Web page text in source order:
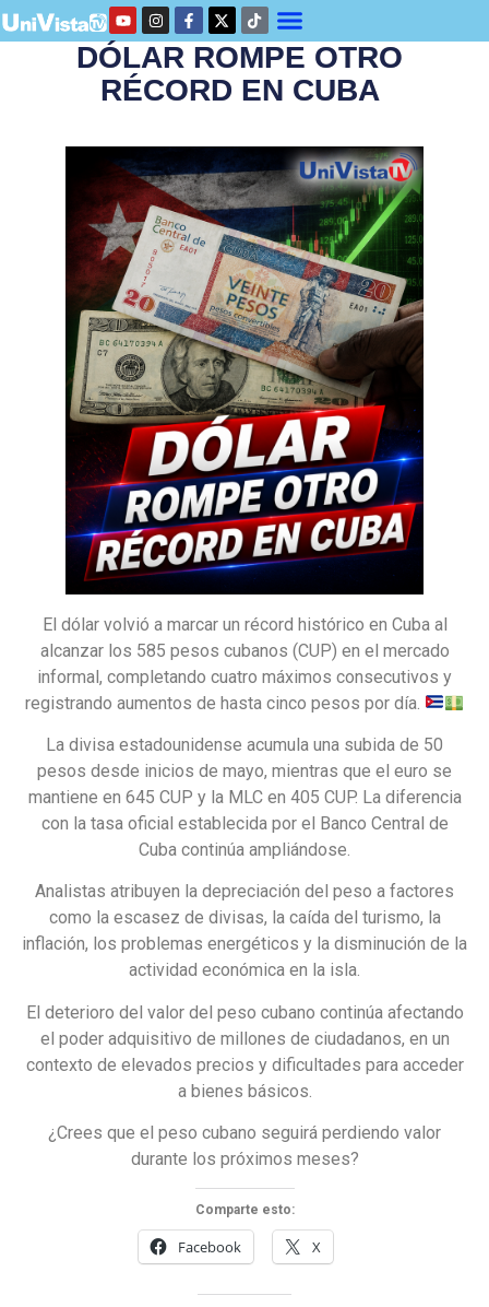
DÓLAR ROMPE OTRO
RÉCORD EN CUBA
El dólar volvió a marcar un récord histórico en Cuba al
alcanzar los 585 pesos cubanos (CUP) en el mercado
informal, completando cuatro máximos consecutivos y
registrando aumentos de hasta cinco pesos por día.
La divisa estadounidense acumula una subida de 50
pesos desde inicios de mayo, mientras que el euro se
mantiene en 645 CUP y la MLC en 405 CUP. La diferencia
con la tasa oficial establecida por el Banco Central de
Cuba continúa ampliándose.
Analistas atribuyen la depreciación del peso a factores
como la escasez de divisas, la caída del turismo, la
inflación, los problemas energéticos y la disminución de la
actividad económica en la isla.
El deterioro del valor del peso cubano continúa afectando
el poder adquisitivo de millones de ciudadanos, en un
contexto de elevados precios y dificultades para acceder
a bienes básicos.
¿Crees que el peso cubano seguirá perdiendo valor
durante los próximos meses?
Comparte esto:
Facebook X